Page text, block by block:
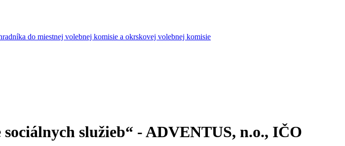
do miestnej volebnej komisie a okrskovej volebnej komisie
služieb“ - ADVENTUS, n.o., IČO